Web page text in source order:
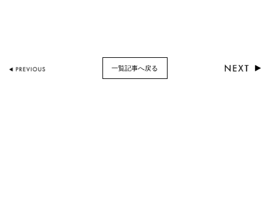
一覧記事へ戻る